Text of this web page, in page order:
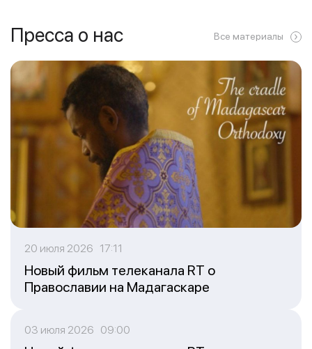
Пресса о нас Все материалы
20 июля 2026 17:11
Новый фильм телеканала RT о
Православии на Мадагаскаре
03 июля 2026 09:00